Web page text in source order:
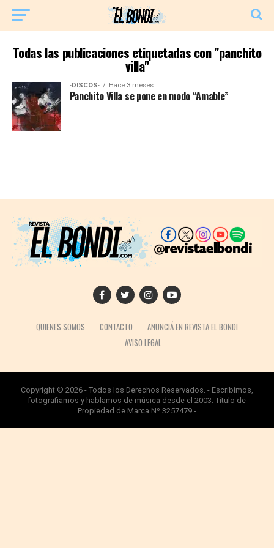
Todas las publicaciones etiquetadas con "panchito
villa"
·DISCOS· Hace 3 meses
Panchito Villa se pone en modo “Amable”
QUIENES SOMOS CONTACTO
ANUNCIÁ EN REVISTA EL BONDI
AVISO LEGAL
Copyright © 2026 - Todos los Derechos Reservados. - Escribimos,
fotografiamos y hablamos de música desde el 2003. Título de
Propiedad de Marca Nº 3257479.-